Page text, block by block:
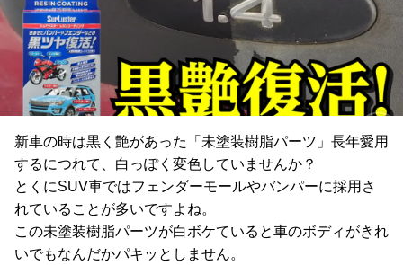
新車の時は黒く艶があった「未塗装樹脂パーツ」長年愛用
するにつれて、白っぽく変色していませんか？
とくにSUV車ではフェンダーモールやバンパーに採用さ
れていることが多いですよね。
この未塗装樹脂パーツが白ボケていると車のボディがきれ
いでもなんだかパキッとしません。